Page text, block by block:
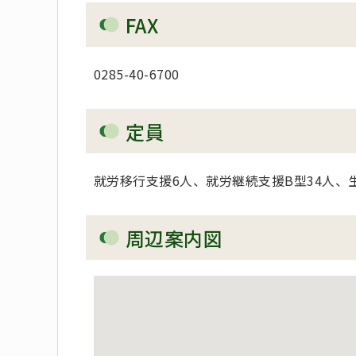
FAX
0285-40-6700
定員
就労移行支援6人、就労継続支援B型34人、
周辺案内図